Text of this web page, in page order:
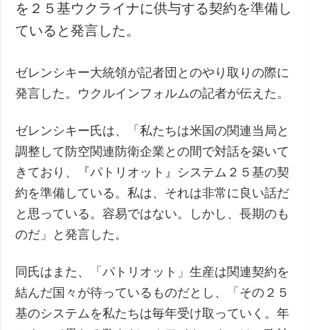
を２５基ウクライナに供与する契約を準備し
ていると発言した。
ゼレンシキー大統領が記者団とのやり取りの際に
発言した。ウクルインフォルムの記者が伝えた。
ゼレンシキー氏は、「私たちは米国の関連当局と
調整して防空関連防衛企業との間で対話を築いて
きており、『パトリオット』システム２５基の契
約を準備している。私は、それは非常に良い話だ
と思っている。容易ではない。しかし、長期のも
のだ」と発言した。
同氏はまた、「パトリオット」生産は関連契約を
結んだ国々が待っているものだとし、「その２５
基のシステムを私たちは毎年受け取っていく。年